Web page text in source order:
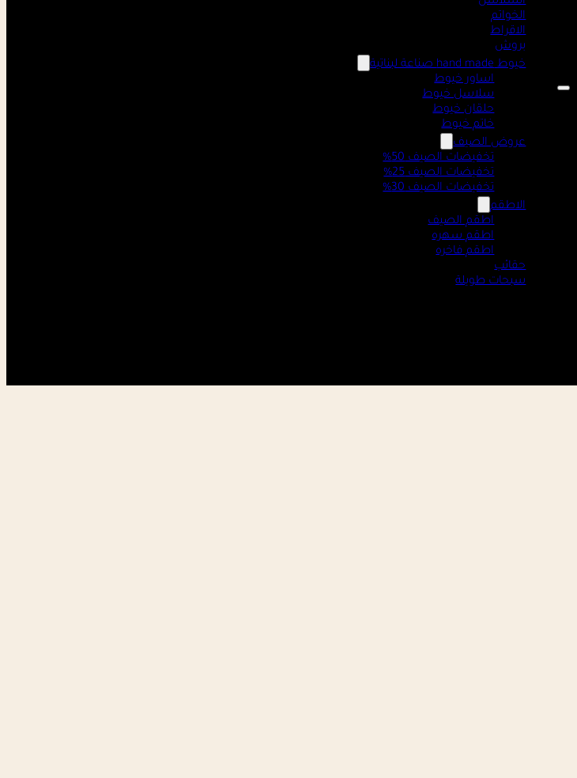
الخواتم
الاقراط
بروش
خيوط hand made صناعة لبناتية
اساور خيوط
سلاسل خيوط
حلقان خيوط
خاتم خيوط
عروض الصيف
تخفيضات الصيف 50%
تخفيضات الصيف 25%
تخفيضات الصيف 30%
الاطقم
اطقم الصيف
اطقم سهره
اطقم فاخره
حقائب
سبحات طويلة